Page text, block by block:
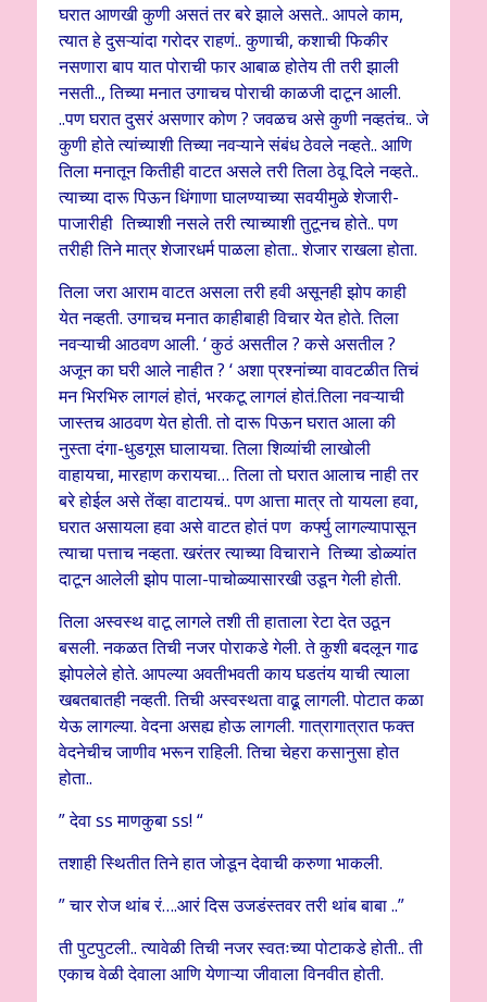
घरात आणखी कुणी असतं तर बरे झाले असते.. आपले काम,
त्यात हे दुसऱ्यांदा गरोदर राहणं.. कुणाची, कशाची फिकीर
नसणारा बाप यात पोराची फार आबाळ होतेय ती तरी झाली
नसती.., तिच्या मनात उगाचच पोराची काळजी दाटून आली.
..पण घरात दुसरं असणार कोण ? जवळच असे कुणी नव्हतंच.. जे
कुणी होते त्यांच्याशी तिच्या नवऱ्याने संबंध ठेवले नव्हते.. आणि
तिला मनातून कितीही वाटत असले तरी तिला ठेवू दिले नव्हते..
त्याच्या दारू पिऊन धिंगाणा घालण्याच्या सवयीमुळे शेजारी-
पाजारीही तिच्याशी नसले तरी त्याच्याशी तुटूनच होते.. पण
तरीही तिने मात्र शेजारधर्म पाळला होता.. शेजार राखला होता.
तिला जरा आराम वाटत असला तरी हवी असूनही झोप काही
येत नव्हती. उगाचच मनात काहीबाही विचार येत होते. तिला
नवऱ्याची आठवण आली. ‘ कुठं असतील ? कसे असतील ?
अजून का घरी आले नाहीत ? ‘ अशा प्रश्नांच्या वावटळीत तिचं
मन भिरभिरु लागलं होतं, भरकटू लागलं होतं.तिला नवऱ्याची
जास्तच आठवण येत होती. तो दारू पिऊन घरात आला की
नुस्ता दंगा-धुडगूस घालायचा. तिला शिव्यांची लाखोली
वाहायचा, मारहाण करायचा… तिला तो घरात आलाच नाही तर
बरे होईल असे तेंव्हा वाटायचं.. पण आत्ता मात्र तो यायला हवा,
घरात असायला हवा असे वाटत होतं पण कर्फ्यु लागल्यापासून
त्याचा पत्ताच नव्हता. खरंतर त्याच्या विचाराने तिच्या डोळ्यांत
दाटून आलेली झोप पाला-पाचोळ्यासारखी उडून गेली होती.
तिला अस्वस्थ वाटू लागले तशी ती हाताला रेटा देत उठून
बसली. नकळत तिची नजर पोराकडे गेली. ते कुशी बदलून गाढ
झोपलेले होते. आपल्या अवतीभवती काय घडतंय याची त्याला
खबतबातही नव्हती. तिची अस्वस्थता वाढू लागली. पोटात कळा
येऊ लागल्या. वेदना असह्य होऊ लागली. गात्रागात्रात फक्त
वेदनेचीच जाणीव भरून राहिली. तिचा चेहरा कसानुसा होत
होता..
” देवा ss माणकुबा ss! “
तशाही स्थितीत तिने हात जोडून देवाची करुणा भाकली.
” चार रोज थांब रं….आरं दिस उजडंस्तवर तरी थांब बाबा ..”
ती पुटपुटली.. त्यावेळी तिची नजर स्वतःच्या पोटाकडे होती.. ती
एकाच वेळी देवाला आणि येणाऱ्या जीवाला विनवीत होती.